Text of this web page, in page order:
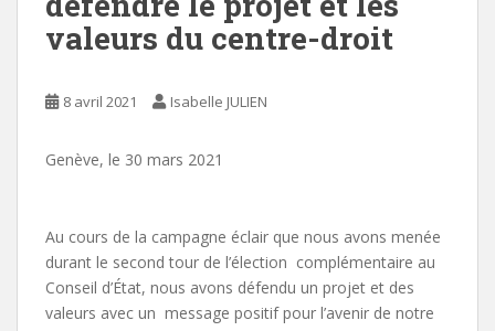
valeurs du centre-droit
8 avril 2021 Isabelle JULIEN
Genève, le 30 mars 2021
Au cours de la campagne éclair que nous avons menée
durant le second tour de l’élection complémentaire au
Conseil d’État, nous avons défendu un projet et des
valeurs avec un message positif pour l’avenir de notre